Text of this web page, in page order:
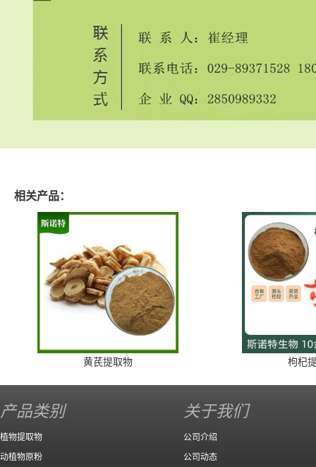
相关产品：
黄芪提取物 枸杞
产品类别
植物提取物
动植物原粉
关于我们
公司介绍
公司动态